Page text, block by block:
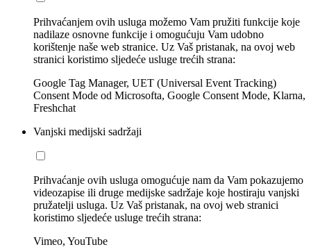
Prihvaćanjem ovih usluga možemo Vam pružiti funkcije koje
nadilaze osnovne funkcije i omogućuju Vam udobno
korištenje naše web stranice. Uz Vaš pristanak, na ovoj web
stranici koristimo sljedeće usluge trećih strana:
Google Tag Manager, UET (Universal Event Tracking)
Consent Mode od Microsofta, Google Consent Mode, Klarna,
Freshchat
Vanjski medijski sadržaji
Prihvaćanje ovih usluga omogućuje nam da Vam pokazujemo
videozapise ili druge medijske sadržaje koje hostiraju vanjski
pružatelji usluga. Uz Vaš pristanak, na ovoj web stranici
koristimo sljedeće usluge trećih strana:
Vimeo, YouTube